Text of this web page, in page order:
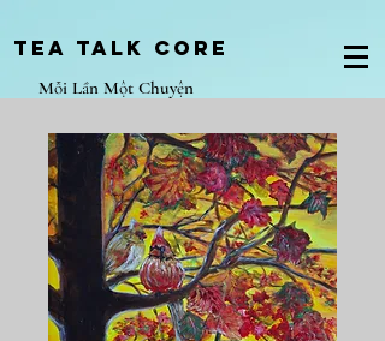
Tea Talk core
Mỗi Lần Một Chuyện